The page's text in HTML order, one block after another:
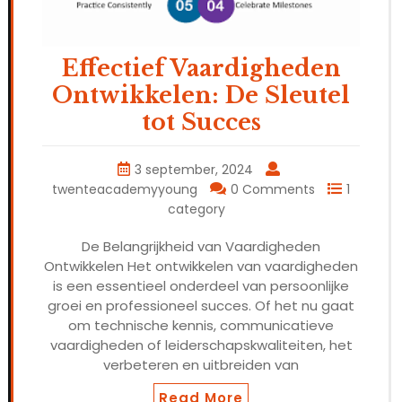
Effectief Vaardigheden
Ontwikkelen: De Sleutel
tot Succes
3 september, 2024
twenteacademyyoung
0 Comments
1
category
De Belangrijkheid van Vaardigheden
Ontwikkelen Het ontwikkelen van vaardigheden
is een essentieel onderdeel van persoonlijke
groei en professioneel succes. Of het nu gaat
om technische kennis, communicatieve
vaardigheden of leiderschapskwaliteiten, het
verbeteren en uitbreiden van
Read More